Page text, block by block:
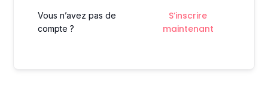
Vous n’avez pas de
compte ?
S’inscrire
maintenant